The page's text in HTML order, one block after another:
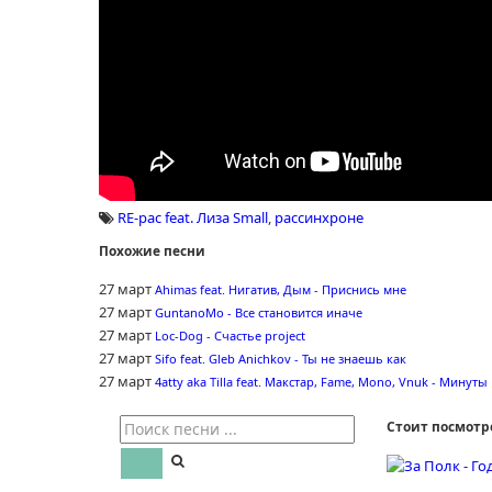
RE-pac feat. Лиза Small, рассинхроне
Похожие песни
27 март Ahimas feat. Нигатив, Дым - Приснись мне
27 март GuntanoMo - Все становится иначе
27 март Loc-Dog - Счастье project
27 март Sifo feat. Gleb Anichkov - Ты не знаешь как
27 март 4atty aka Tilla feat. Макстар, Fame, Mono, Vnuk - Минуты
Стоит